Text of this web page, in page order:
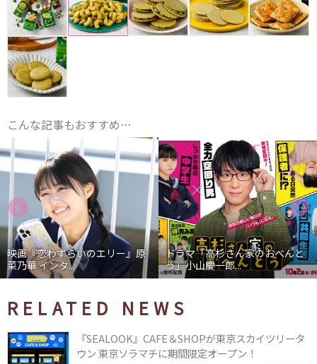
こんな記事もおすすめ…
映画『恋わずらいのエリー』原
菜乃華 インタ...
ドラマ「高杉さん家のおべんと
う」小山慶一郎...
RELATED NEWS
『SEALOOK』CAFE＆SHOPが東京スカイツリータ
ウン 東京ソラマチに期間限定オープン！